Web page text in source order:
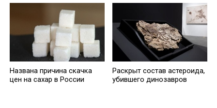
Названа причина скачка
цен на сахар в России
Раскрыт состав астероида,
убившего динозавров